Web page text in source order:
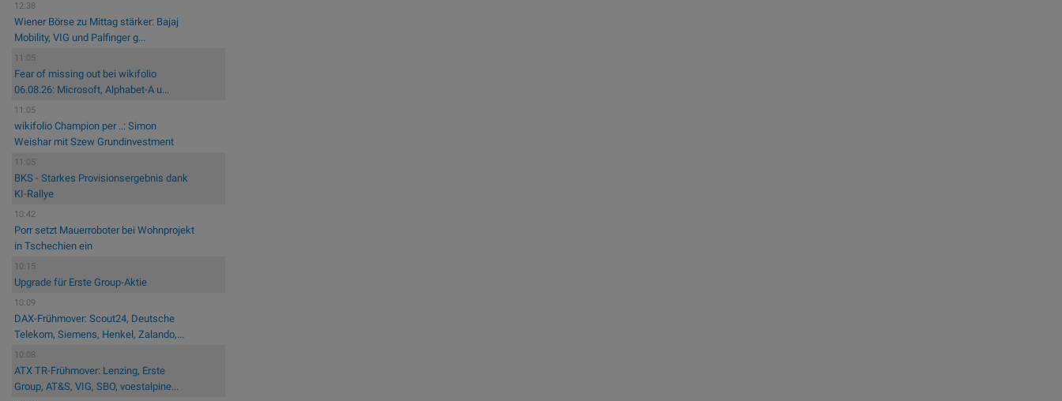
12:38
Wiener Börse zu Mittag stärker: Bajaj
Mobility, VIG und Palfinger g...
11:05
Fear of missing out bei wikifolio
06.08.26: Microsoft, Alphabet-A u...
11:05
wikifolio Champion per ..: Simon
Weishar mit Szew Grundinvestment
11:05
BKS - Starkes Provisionsergebnis dank
KI-Rallye
10:42
Porr setzt Mauerroboter bei Wohnprojekt
in Tschechien ein
10:15
Upgrade für Erste Group-Aktie
10:09
DAX-Frühmover: Scout24, Deutsche
Telekom, Siemens, Henkel, Zalando,...
10:08
ATX TR-Frühmover: Lenzing, Erste
Group, AT&S, VIG, SBO, voestalpine...